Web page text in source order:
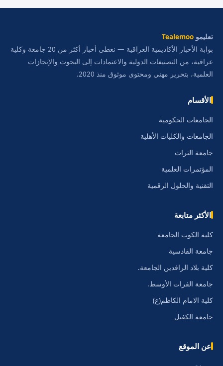
تعليمو Tealemoo
بوابة الأخبار الأكاديمية العراقية — نغطي أخبار أكثر من 20 جامعة وكلية
عراقية، من التصنيفات الدولية والاعتمادات إلى البحوث والإنجازات
العلمية، بتحرير مهني ومحتوى موثوق منذ 2020.
الأقسام
الجامعات الحكومية
الجامعات والكليات الأهلية
جامعة التراث
المؤتمرات العلمية
التقنية والحلول الرقمية
الأكثر متابعة
كلية الكوت الجامعة
جامعة القادسية
كلية بلاد الرافدين الجامعة.
جامعة الفرات الأوسط.
كلية الامام الكاظم(ع)
جامعة الكفيل
عن الموقع